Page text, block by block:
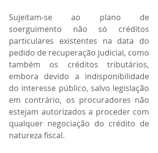
Sujeitam-se ao plano de
soerguimento não só créditos
particulares existentes na data do
pedido de recuperação judicial, como
também os créditos tributários,
embora devido a indisponibilidade
do interesse público, salvo legislação
em contrário, os procuradores não
estejam autorizados a proceder com
qualquer negociação do crédito de
natureza fiscal.